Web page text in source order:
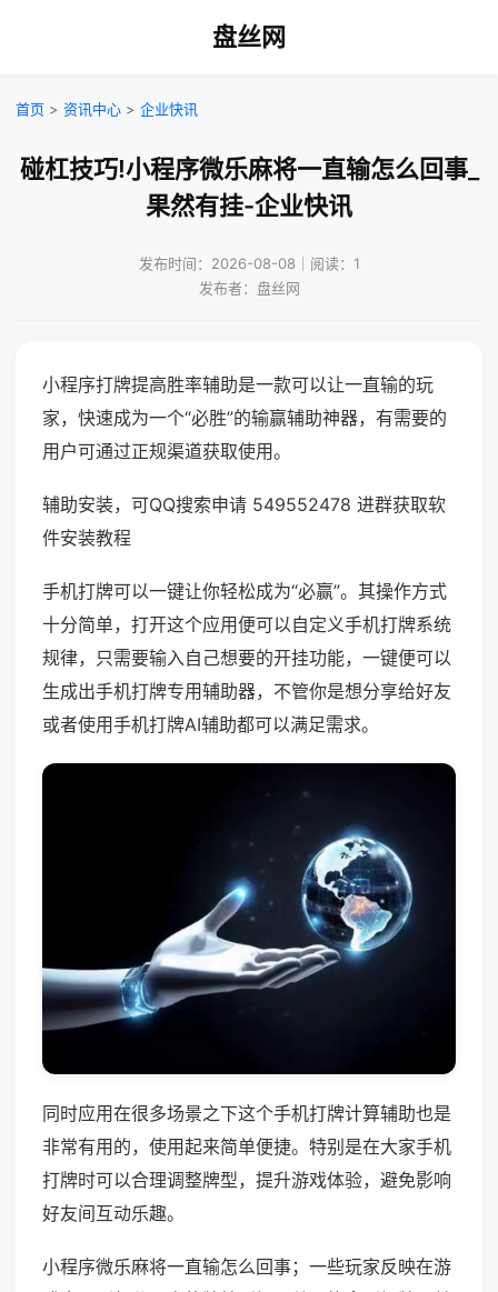
盘丝网
首页 > 资讯中心 > 企业快讯
碰杠技巧!小程序微乐麻将一直输怎么回事_
果然有挂-企业快讯
发布时间：2026-08-08｜阅读：1
发布者：盘丝网
小程序打牌提高胜率辅助是一款可以让一直输的玩
家，快速成为一个“必胜”的输赢辅助神器，有需要的
用户可通过正规渠道获取使用。
辅助安装，可QQ搜索申请 549552478 进群获取软
件安装教程
手机打牌可以一键让你轻松成为“必赢”。其操作方式
十分简单，打开这个应用便可以自定义手机打牌系统
规律，只需要输入自己想要的开挂功能，一键便可以
生成出手机打牌专用辅助器，不管你是想分享给好友
或者使用手机打牌AI辅助都可以满足需求。
同时应用在很多场景之下这个手机打牌计算辅助也是
非常有用的，使用起来简单便捷。特别是在大家手机
打牌时可以合理调整牌型，提升游戏体验，避免影响
好友间互动乐趣。
小程序微乐麻将一直输怎么回事；一些玩家反映在游